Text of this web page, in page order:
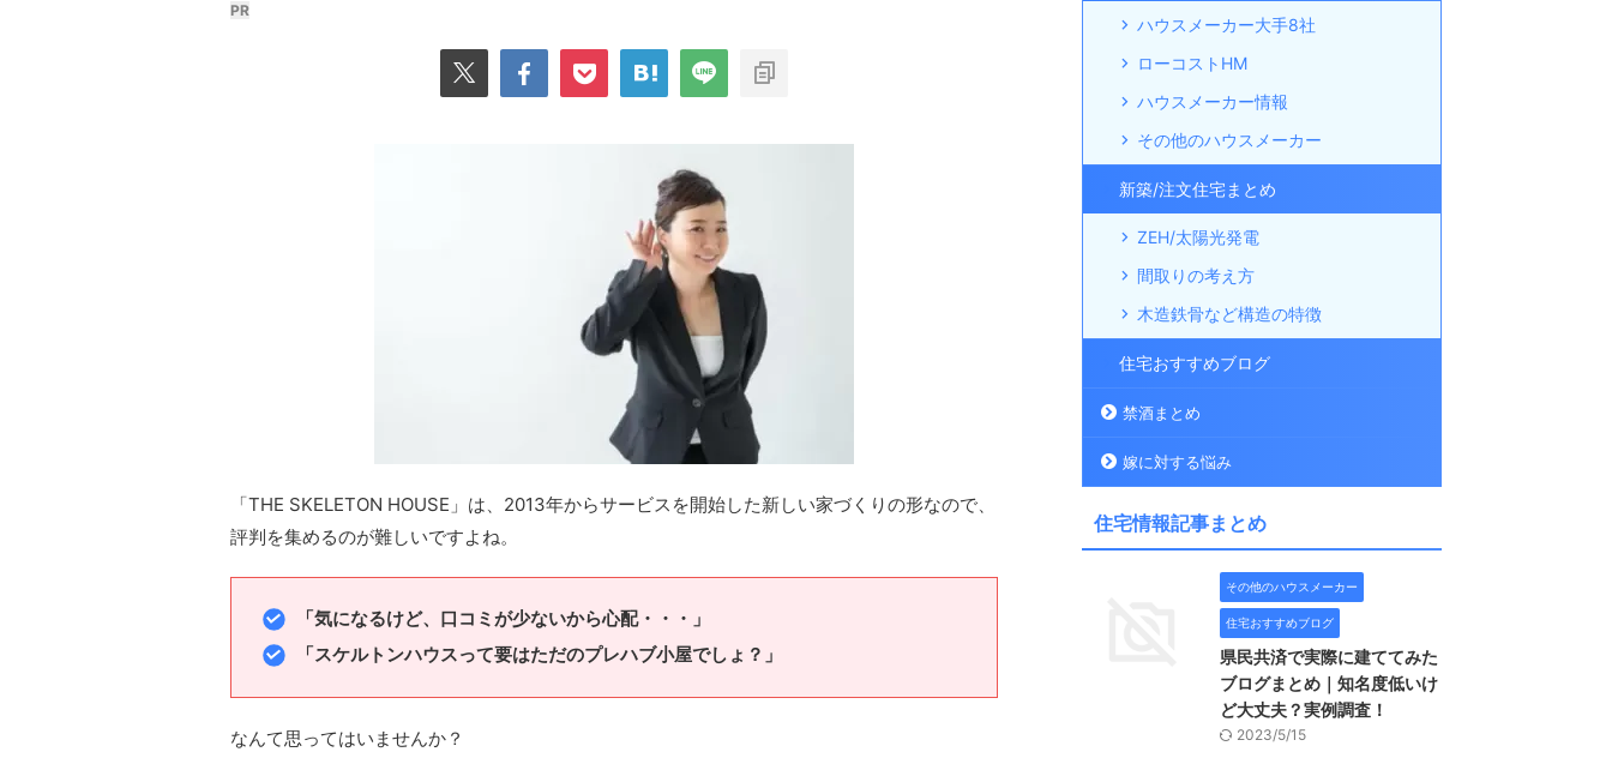
PR
「THE SKELETON HOUSE」は、2013年からサービスを開始した新しい家づくりの形なので、
評判を集めるのが難しいですよね。
「気になるけど、口コミが少ないから心配・・・」
「スケルトンハウスって要はただのプレハブ小屋でしょ？」
なんて思ってはいませんか？
ハウスメーカー大手8社
ローコストHM
ハウスメーカー情報
その他のハウスメーカー
新築/注文住宅まとめ
ZEH/太陽光発電
間取りの考え方
木造鉄骨など構造の特徴
住宅おすすめブログ
禁酒まとめ
嫁に対する悩み
住宅情報記事まとめ
その他のハウスメーカー
住宅おすすめブログ
県民共済で実際に建ててみた
ブログまとめ｜知名度低いけ
ど大丈夫？実例調査！
2023/5/15